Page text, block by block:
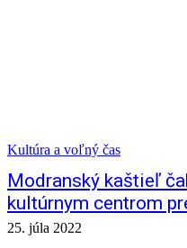
Kultúra a voľný čas
Modranský kaštieľ
kultúrnym centrom
25. júla 2022